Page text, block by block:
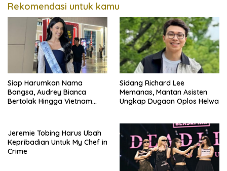
Rekomendasi untuk kamu
Siap Harumkan Nama
Bangsa, Audrey Bianca
Bertolak Hingga Vietnam
Sidang Richard Lee
Memanas, Mantan Asisten
Ungkap Dugaan Oplos Helwa
Jeremie Tobing Harus Ubah
Kepribadian Untuk My Chef in
Crime